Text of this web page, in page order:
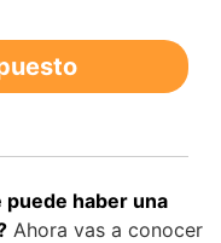
haber una
Ahora vas a conocer